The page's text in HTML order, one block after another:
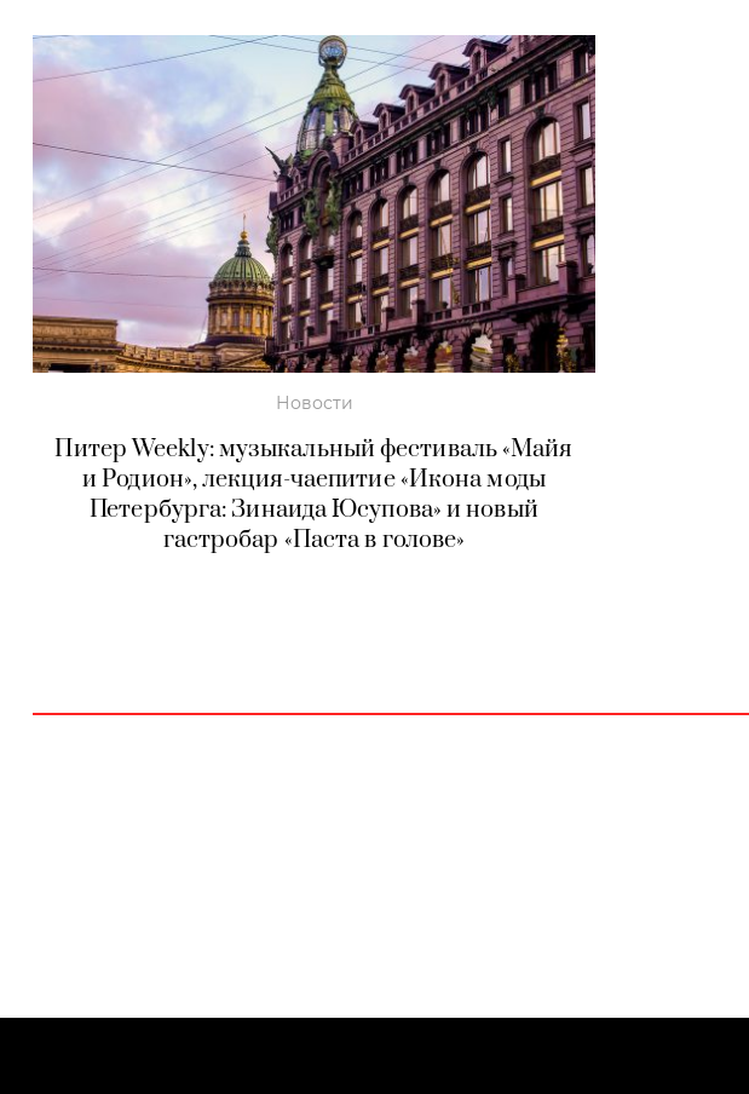
Новости
Питер Weekly: музыкальный фестиваль «Майя
и Родион», лекция-чаепитие «Икона моды
Петербурга: Зинаида Юсупова» и новый
гастробар «Паста в голове»